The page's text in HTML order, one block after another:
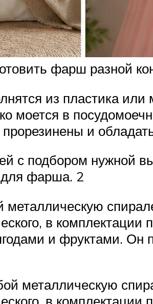
фарш разной
из пластика
моется в
и
с подбором нужной
для фарша. 2
в комплектации
и фруктами. Он
металлическую
в комплектации